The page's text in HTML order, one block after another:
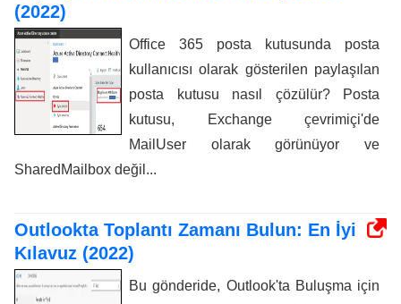
(2022)
Office 365 posta kutusunda posta
kullanıcısı olarak gösterilen paylaşılan
posta kutusu nasıl çözülür? Posta
kutusu, Exchange çevrimiçi'de
MailUser olarak görünüyor ve
SharedMailbox değil...
Outlookta Toplantı Zamanı Bulun: En İyi
Kılavuz (2022)
Bu gönderide, Outlook'ta Buluşma için